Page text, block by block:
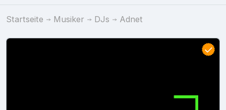
Startseite Musiker DJs Adnet